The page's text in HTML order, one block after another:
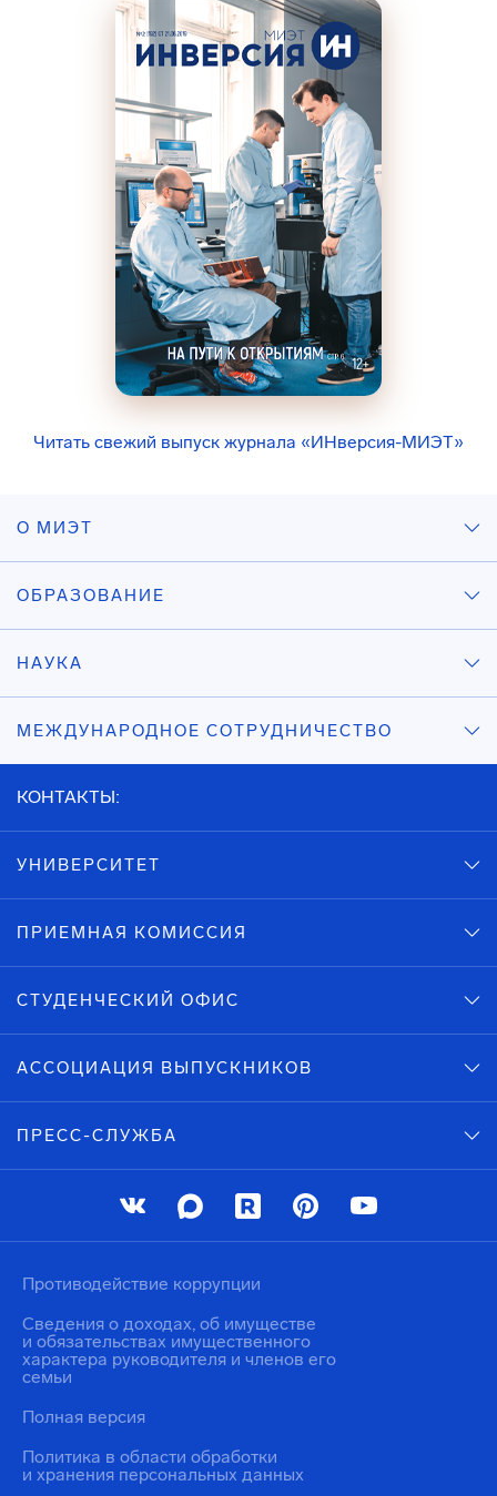
Читать свежий выпуск журнала «ИНверсия-МИЭТ»
О МИЭТ
ОБРАЗОВАНИЕ
НАУКА
МЕЖДУНАРОДНОЕ СОТРУДНИЧЕСТВО
КОНТАКТЫ:
УНИВЕРСИТЕТ
ПРИЕМНАЯ КОМИССИЯ
СТУДЕНЧЕСКИЙ ОФИС
АССОЦИАЦИЯ ВЫПУСКНИКОВ
ПРЕСС-СЛУЖБА
Политика в области обработки
и хранения персональных данных
Противодействие коррупции
Сведения о доходах, об имуществе
и обязательствах имущественного
характера руководителя и членов его
семьи
Полная версия